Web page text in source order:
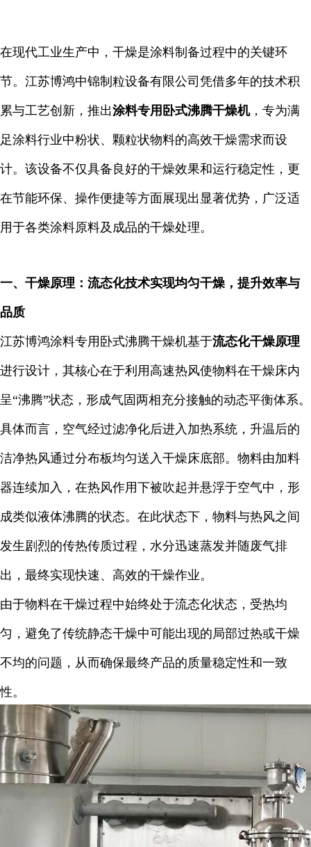
在现代工业生产中，干燥是涂料制备过程中的关键环
节。江苏博鸿中锦制粒设备有限公司凭借多年的技术积
累与工艺创新，推出涂料专用卧式沸腾干燥机，专为满
足涂料行业中粉状、颗粒状物料的高效干燥需求而设
计。该设备不仅具备良好的干燥效果和运行稳定性，更
在节能环保、操作便捷等方面展现出显著优势，广泛适
用于各类涂料原料及成品的干燥处理。
一、干燥原理：流态化技术实现均匀干燥，提升效率与
品质
江苏博鸿涂料专用卧式沸腾干燥机基于流态化干燥原理
进行设计，其核心在于利用高速热风使物料在干燥床内
呈“沸腾”状态，形成气固两相充分接触的动态平衡体系。
具体而言，空气经过滤净化后进入加热系统，升温后的
洁净热风通过分布板均匀送入干燥床底部。物料由加料
器连续加入，在热风作用下被吹起并悬浮于空气中，形
成类似液体沸腾的状态。在此状态下，物料与热风之间
发生剧烈的传热传质过程，水分迅速蒸发并随废气排
出，最终实现快速、高效的干燥作业。
由于物料在干燥过程中始终处于流态化状态，受热均
匀，避免了传统静态干燥中可能出现的局部过热或干燥
不均的问题，从而确保最终产品的质量稳定性和一致
性。